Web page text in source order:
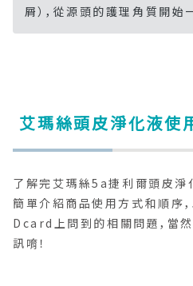
屑），從源頭的護理角質開始
艾瑪絲頭皮淨化液使
了解完艾瑪絲5a捷利爾頭皮淨
簡單介紹商品使用方式和順序
Dcard上問到的相關問題，當
訊唷！